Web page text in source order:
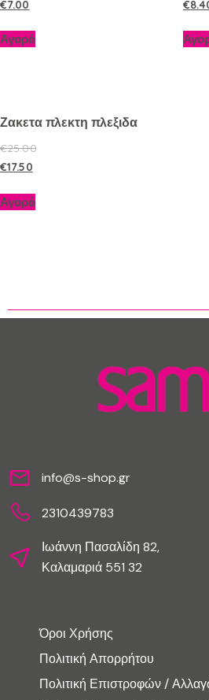
€7.00
Αγορά
€
Ζακετα πλεκτη πλεξιδα
€25.00
€17.50
Αγορά
info@s-shop.gr
2310439783
Ιωάννη Πασαλίδη 82,
Καλαμαριά 551 32
Όροι Χρήσης
Πολιτική Απορρήτου
Πολιτική Επιστροφών /